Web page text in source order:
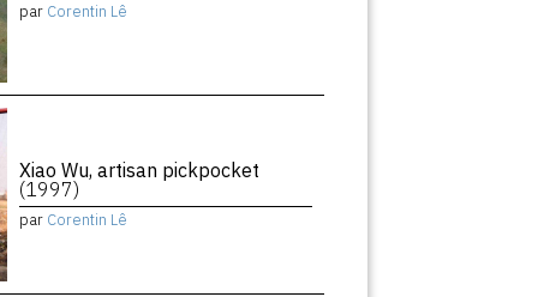
par Corentin Lê
Xiao Wu, artisan pickpocket
(1997)
par Corentin Lê